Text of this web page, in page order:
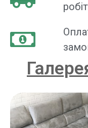
робіт